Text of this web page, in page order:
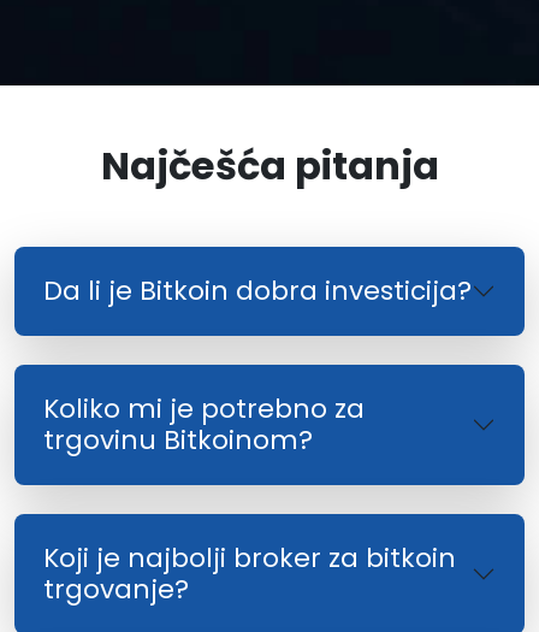
Najčešća pitanja
Da li je Bitkoin dobra investicija?
Koliko mi je potrebno za
trgovinu Bitkoinom?
Koji je najbolji broker za bitkoin
trgovanje?